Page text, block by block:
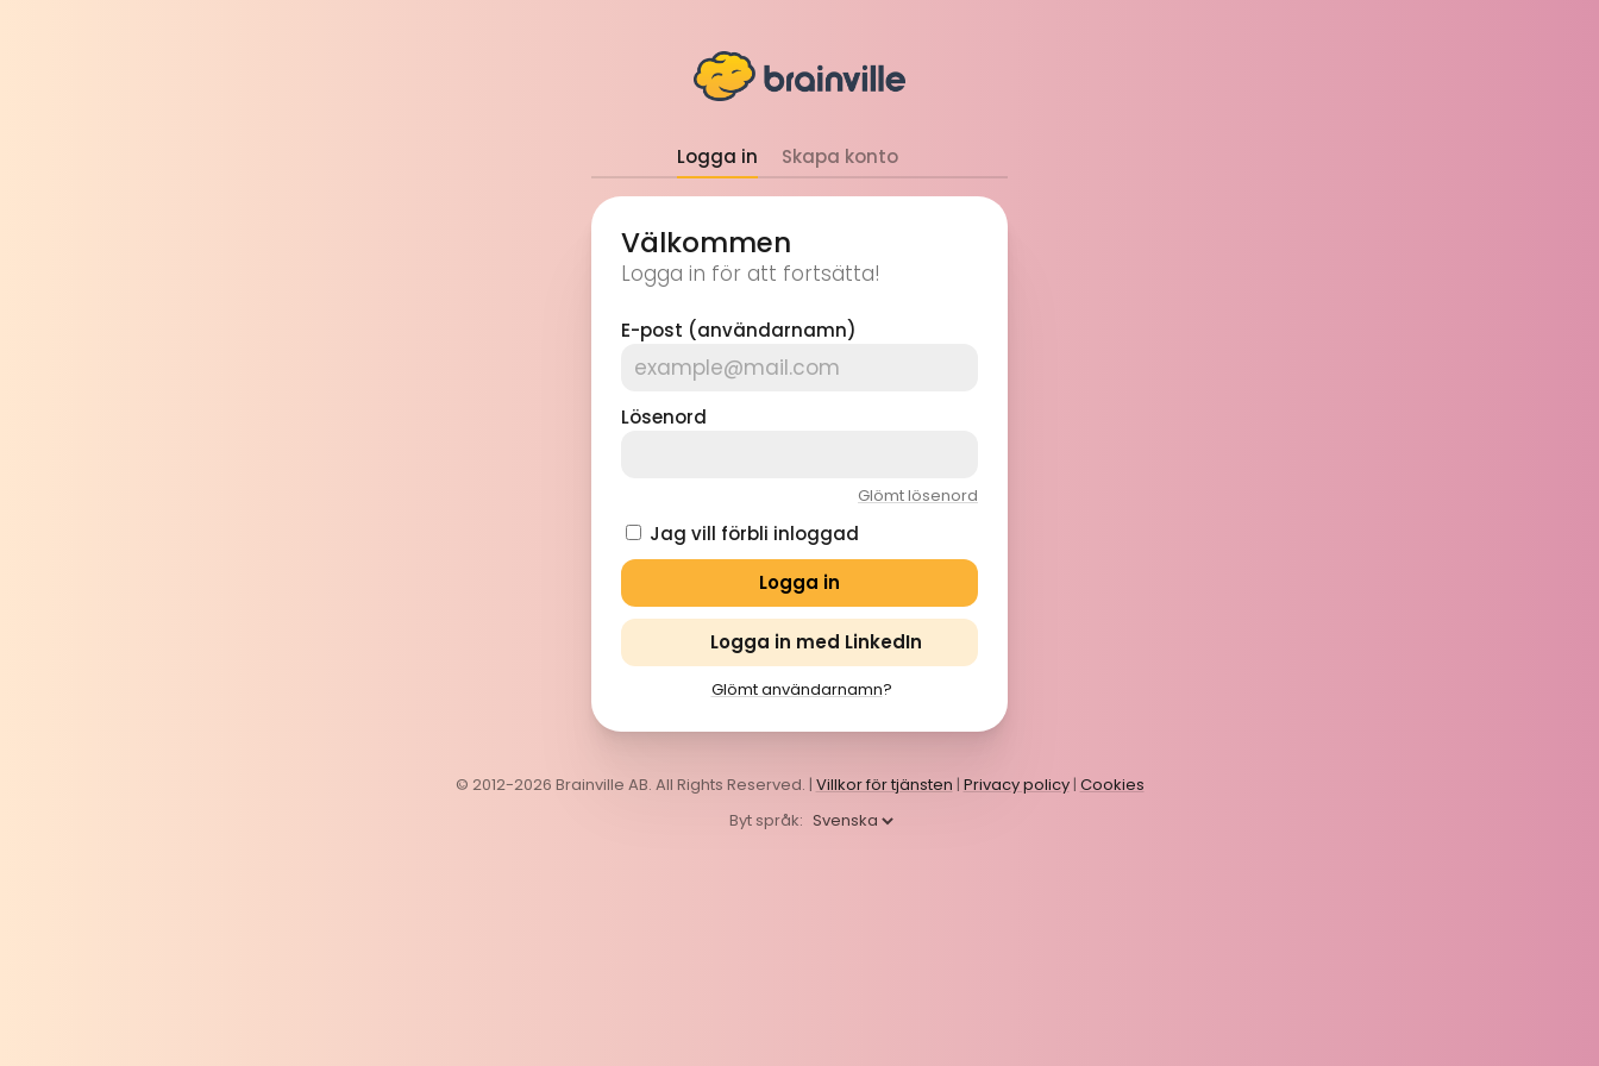
Logga in Skapa konto
Välkommen
Logga in för att fortsätta!
E-post (användarnamn)
Lösenord
Glömt lösenord
Jag vill förbli inloggad
Logga in med LinkedIn
Glömt användarnamn?
© 2012-2026 Brainville AB. All Rights Reserved. | Villkor för tjänsten | Privacy policy| Cookies
Byt språk: